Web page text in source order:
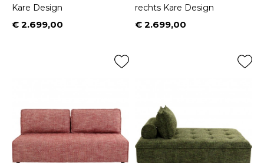
Kare Design
Prijs
€ 2.699,00
rechts Kare Design
Prijs
€ 2.699,00